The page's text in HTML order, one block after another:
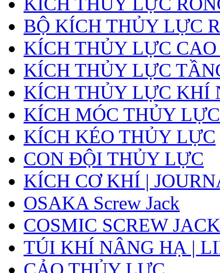
BỘ KÍCH THỦY LỰC
KÍCH THỦY LỰC
KÍCH THỦY LỰC
KÍCH THỦY LỰC KHÍ
KÍCH MÓC THỦY LỰC
KÍCH KÉO THỦY LỰC
CON ĐỘI THỦY LỰC
KÍCH CƠ KHÍ |
OSAKA Screw Jack
COSMIC SCREW JACK
TÚI KHÍ NÂNG HẠ |